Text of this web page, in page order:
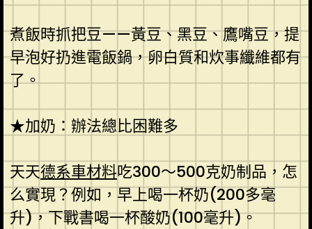
煮飯時抓把豆——黃豆、黑豆、鷹嘴豆，提
早泡好扔進電飯鍋，卵白質和炊事纖維都有
了。
★加奶：辦法總比困難多
天天德系車材料吃300～500克奶制品，怎
么實現？例如，早上喝一杯奶(200多毫
升)，下戰書喝一杯酸奶(100毫升)。